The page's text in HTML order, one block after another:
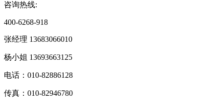
咨询热线:
400-6268-918
张经理 13683066010
杨小姐 13693663125
电话：010-82886128
传真：010-82946780